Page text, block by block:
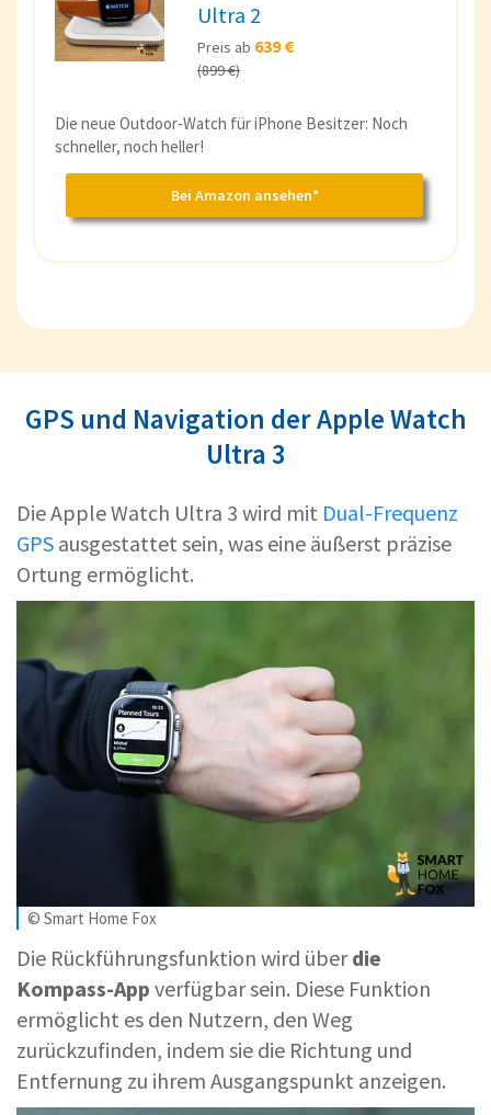
Ultra 2
Preis ab 639 €
(899 €)
Die neue Outdoor-Watch für iPhone Besitzer: Noch
schneller, noch heller!
Bei Amazon ansehen*
GPS und Navigation der Apple Watch
Ultra 3
Die Apple Watch Ultra 3 wird mit Dual-Frequenz
GPS ausgestattet sein, was eine äußerst präzise
Ortung ermöglicht.
© Smart Home Fox
Die Rückführungsfunktion wird überdie
Kompass-App verfügbar sein. Diese Funktion
ermöglicht es den Nutzern, den Weg
zurückzufinden, indem sie die Richtung und
Entfernung zu ihrem Ausgangspunkt anzeigen.